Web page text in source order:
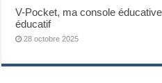
V-Pocket, ma console
éducatif
28 octobre 2025